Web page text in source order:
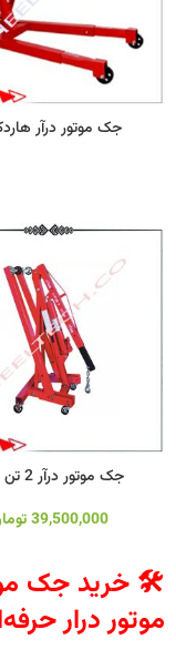
جک موتور درآر
جک موتور درآر 2 تن امگا
39,500,000
🛠️ خرید جک
موتور درار